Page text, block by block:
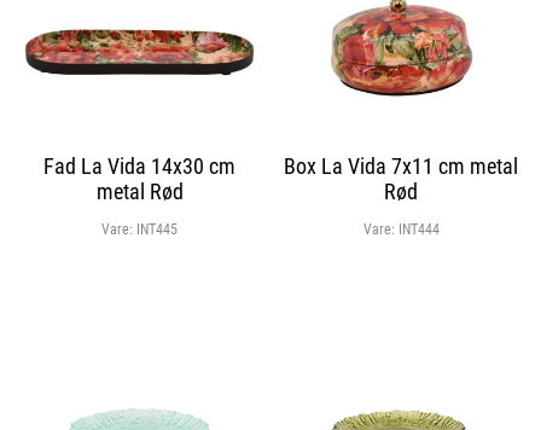
Fad La Vida 14x30 cm
metal Rød
Vare: INT445
Box La Vida 7x11 cm metal
Rød
Vare: INT444